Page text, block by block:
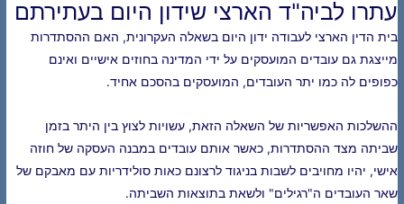
עתרו לביה"ד הארצי שידון היום בעתירתם
בית הדין הארצי לעבודה ידון היום בשאלה העקרונית, האם ההסתדרות
מייצגת גם עובדים המועסקים על ידי המדינה בחוזים אישיים ואינם
כפופים לה כמו יתר העובדים, המועסקים בהסכם אחיד.
ההשלכות האפשריות של השאלה הזאת, עשויות לצוץ בין היתר בזמן
שביתה מצד ההסתדרות, כאשר אותם עובדים במבנה העסקה של חוזה
אישי, יהיו מחויבים לשבות בניגוד לרצונם כאות סולידריות עם מאבקם של
שאר העובדים ה"רגילים" ולשאת בתוצאות השביתה.